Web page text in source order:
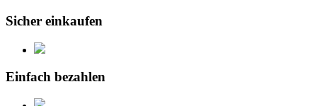
Sicher einkaufen
Einfach bezahlen